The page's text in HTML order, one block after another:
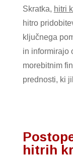
Skratka, hitri
hitro
ključnega
in informirajo
morebitnim
prednosti, ki
hitrih